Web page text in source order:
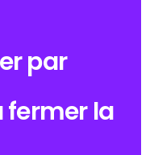
par
fermer la